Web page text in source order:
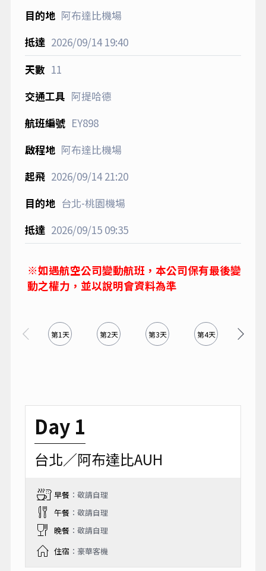
阿布達比機場
2026/09/1419:40
11
阿提哈德
EY898
阿布達比機場
2026/09/1421:20
台北-桃園機場
2026/09/1509:35
※如遇航空公司變動航班，本公司保有最後變
動之權力，並以說明會資料為準
第1天 第2天 第3天 第4天
Day 1
台北／阿布達比AUH
早餐：敬請自理
午餐：敬請自理
晚餐：敬請自理
住宿 ：豪華客機